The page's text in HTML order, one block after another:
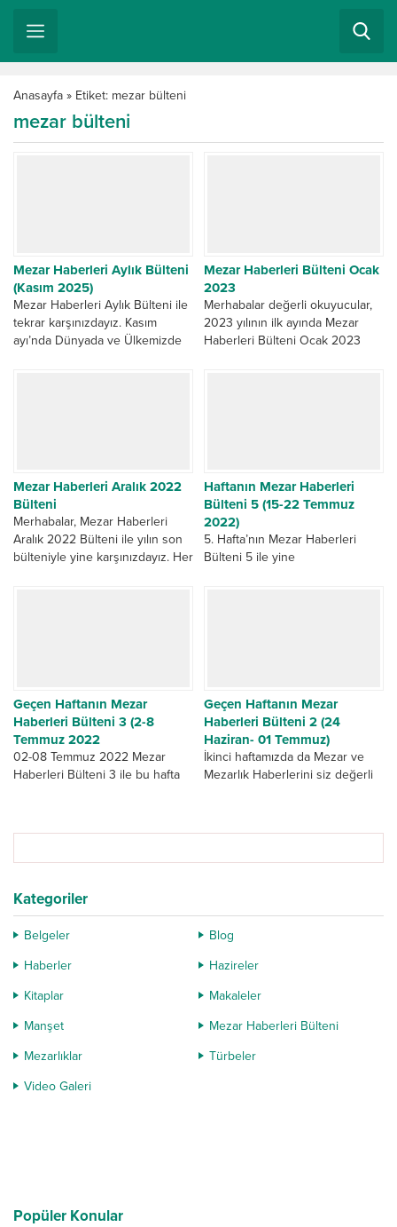
Anasayfa » Etiket: mezar bülteni
mezar bülteni
Mezar Haberleri Aylık Bülteni
(Kasım 2025)
Mezar Haberleri Aylık Bülteni ile
tekrar karşınızdayız. Kasım
ayı’nda Dünyada ve Ülkemizde
Mezar Haberleri Bülteni Ocak
2023
Merhabalar değerli okuyucular,
2023 yılının ilk ayında Mezar
Haberleri Bülteni Ocak 2023
Mezar Haberleri Aralık 2022
Bülteni
Merhabalar, Mezar Haberleri
Aralık 2022 Bülteni ile yılın son
bülteniyle yine karşınızdayız. Her
Haftanın Mezar Haberleri
Bülteni 5 (15-22 Temmuz
2022)
5. Hafta’nın Mezar Haberleri
Bülteni 5 ile yine
Geçen Haftanın Mezar
Haberleri Bülteni 3 (2-8
Temmuz 2022
02-08 Temmuz 2022 Mezar
Haberleri Bülteni 3 ile bu hafta
Geçen Haftanın Mezar
Haberleri Bülteni 2 (24
Haziran- 01 Temmuz)
İkinci haftamızda da Mezar ve
Mezarlık Haberlerini siz değerli
Kategoriler
Belgeler
Blog
Haberler
Hazireler
Kitaplar
Makaleler
Manşet
Mezar Haberleri Bülteni
Mezarlıklar
Türbeler
Video Galeri
Popüler Konular